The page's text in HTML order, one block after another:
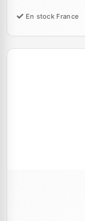
En stock France